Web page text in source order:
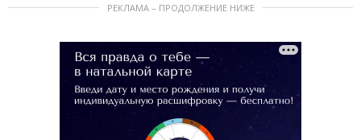
РЕКЛАМА – ПРОДОЛЖЕНИЕ НИЖЕ